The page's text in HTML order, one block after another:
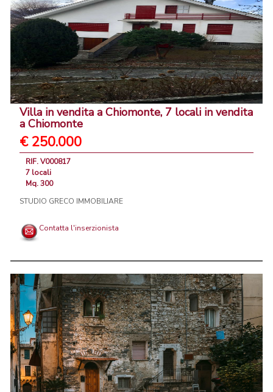
Villa in vendita a Chiomonte, 7 locali in vendita
a Chiomonte
€ 250.000
RIF. V000817
7 locali
Mq. 300
STUDIO GRECO IMMOBILIARE
Contatta l'inserzionista